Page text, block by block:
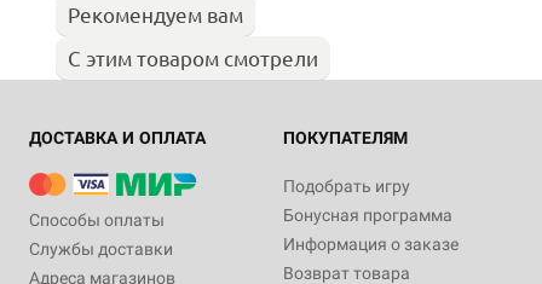
Рекомендуем вам
С этим товаром смотрели
ДОСТАВКА И ОПЛАТА
Способы оплаты
Службы доставки
Адреса магазинов
ПОКУПАТЕЛЯМ
Подобрать игру
Бонусная программа
Информация о заказе
Возврат товара